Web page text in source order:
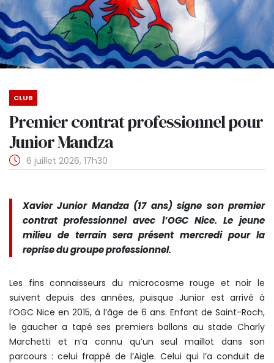
CLUB
Premier contrat professionnel pour
Junior Mandza
6 juillet 2026, 17h30
Xavier Junior Mandza (17 ans) signe son premier
contrat professionnel avec l’OGC Nice. Le jeune
milieu de terrain sera présent mercredi pour la
reprise du groupe professionnel.
Les fins connaisseurs du microcosme rouge et noir le
suivent depuis des années, puisque Junior est arrivé à
l’OGC Nice en 2015, à l’âge de 6 ans. Enfant de Saint-Roch,
le gaucher a tapé ses premiers ballons au stade Charly
Marchetti et n’a connu qu’un seul maillot dans son
parcours : celui frappé de l’Aigle. Celui qui l’a conduit de